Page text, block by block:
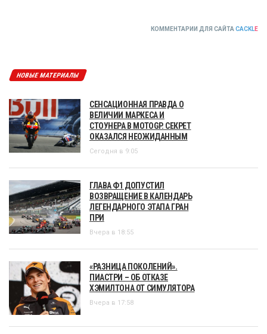
КОММЕНТАРИИ ДЛЯ САЙТА CACKLE
НОВЫЕ МАТЕРИАЛЫ
СЕНСАЦИОННАЯ ПРАВДА О
ВЕЛИЧИИ МАРКЕСА И
СТОУНЕРА В MOTOGP. СЕКРЕТ
ОКАЗАЛСЯ НЕОЖИДАННЫМ
Сегодня в 9:05
ГЛАВА Ф1 ДОПУСТИЛ
ВОЗВРАЩЕНИЕ В КАЛЕНДАРЬ
ЛЕГЕНДАРНОГО ЭТАПА ГРАН
ПРИ
Вчера в 18:55
«РАЗНИЦА ПОКОЛЕНИЙ».
ПИАСТРИ – ОБ ОТКАЗЕ
ХЭМИЛТОНА ОТ СИМУЛЯТОРА
Вчера в 17:58